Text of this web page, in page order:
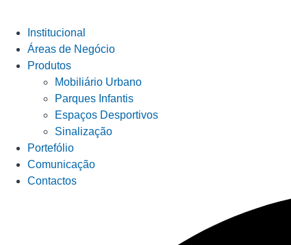
Institucional
Áreas de Negócio
Produtos
Mobiliário Urbano
Parques Infantis
Espaços Desportivos
Sinalização
Portefólio
Comunicação
Contactos